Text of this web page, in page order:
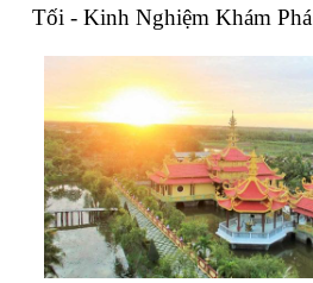
Tối - Kinh Nghiệm Khám Phá